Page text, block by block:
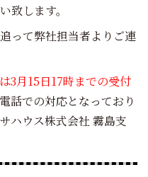
致します。
って弊社担当者よりご連
3月15日17時までの受付
話での対応となっており
ハウス株式会社 霧島支